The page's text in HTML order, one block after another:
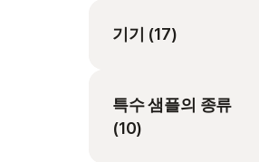
세포유전체학
유전자 발현 분석
유전체 감시
앰플리콘 시퀀싱
전장 유전체 지노타이
핑 어레이
면역학
복합 질환 유전체학
기기 (17)
iScan System
특수 샘플의 종류
(10)